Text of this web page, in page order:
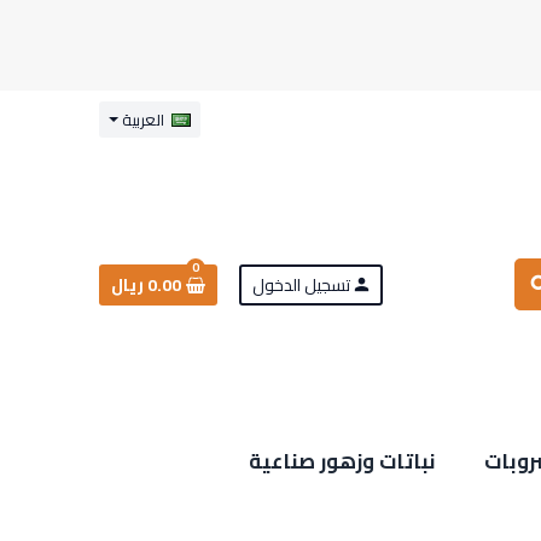
العربية
person تسجيل الدخول
0
0.00 ريال
نباتات وزهور صناعية